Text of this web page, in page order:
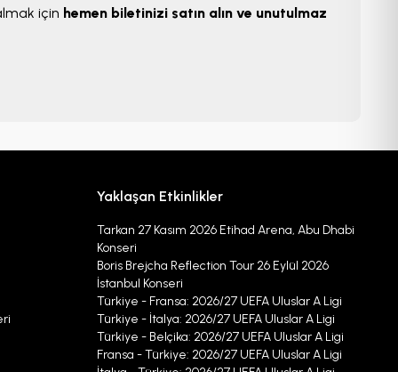
için hemen biletinizi satın alın ve unutulmaz
Yaklaşan Etkinlikler
Tarkan 27 Kasım 2026 Etihad Arena, Abu Dhabi
Konseri
Boris Brejcha Reflection Tour 26 Eylül 2026
İstanbul Konseri
Türkiye - Fransa: 2026/27 UEFA Uluslar A Ligi
Türkiye - İtalya: 2026/27 UEFA Uluslar A Ligi
Türkiye - Belçika: 2026/27 UEFA Uluslar A Ligi
Fransa - Türkiye: 2026/27 UEFA Uluslar A Ligi